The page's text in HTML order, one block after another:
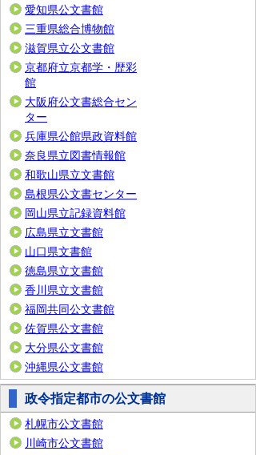
愛知県公文書館
三重県総合博物館
滋賀県立公文書館
京都府立京都学・歴彩
館
大阪府公文書総合セン
ター
兵庫県公館県政資料館
奈良県立図書情報館
和歌山県立文書館
島根県公文書センター
岡山県立記録資料館
広島県立文書館
山口県文書館
徳島県立文書館
香川県立文書館
福岡共同公文書館
佐賀県公文書館
大分県公文書館
沖縄県公文書館
政令指定都市の公文書館
札幌市公文書館
川崎市公文書館